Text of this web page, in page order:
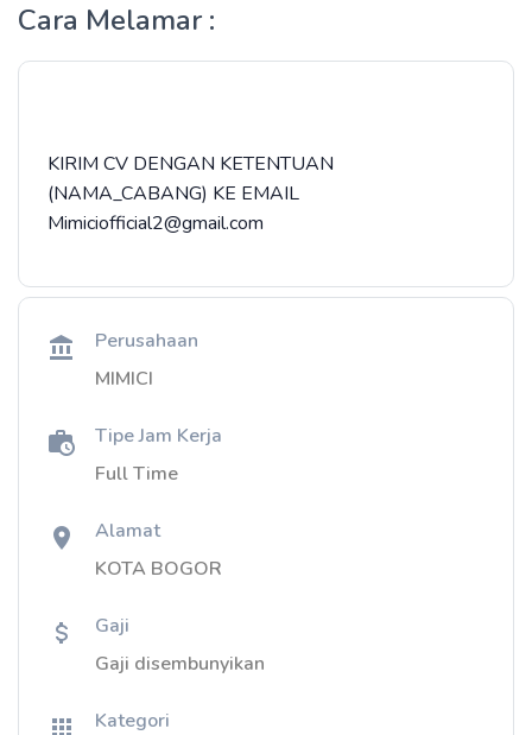
Cara Melamar :
KIRIM CV DENGAN KETENTUAN
(NAMA_CABANG) KE EMAIL
Mimiciofficial2@gmail.com
Perusahaan
MIMICI
Tipe Jam Kerja
Full Time
Alamat
KOTA BOGOR
Gaji
Gaji disembunyikan
Kategori